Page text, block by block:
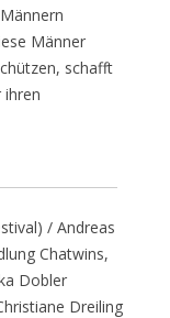
Männer
schafft
ihren
/ Andreas
Chatwins,
Dobler
Dreiling